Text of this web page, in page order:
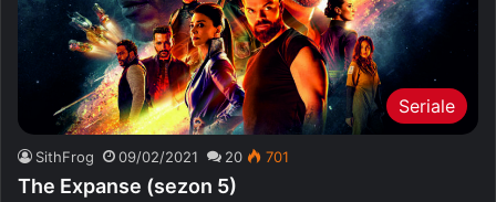
Seriale
SithFrog 09/02/2021 20 701
The Expanse (sezon 5)